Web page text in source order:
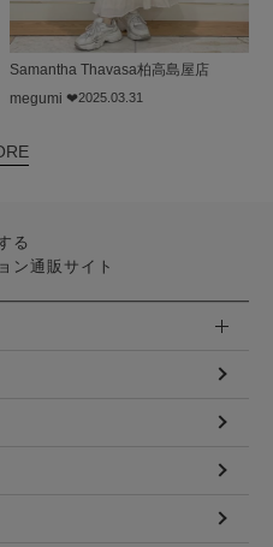
2025.03.31
Samantha Thavasa柏高島屋店
megumi ❤︎
る
ン通販サイト